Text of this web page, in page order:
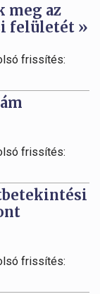
meg az
felületét »
frissítés:
frissítés:
frissítés: